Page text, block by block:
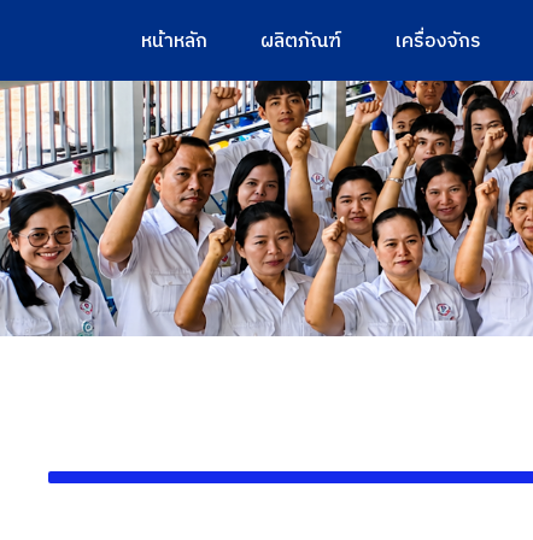
หน้าหลัก ผลิตภัณฑ์ เครื่องจักร